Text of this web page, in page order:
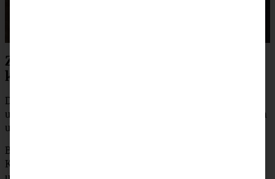
Zubereitung Maronensuppe mit
karamellisierten Nüssen und Speck
Den Sellerie und die Petersilienwurzeln schälen, waschen
und grob würfeln. Die Zwiebel und den Knoblauch schälen
und fein würfeln.
Butter in einem großen Topf erhitzen, darin Zwiebel und
Knoblauch andünsten. Sellerie und Petersilienwurzeln